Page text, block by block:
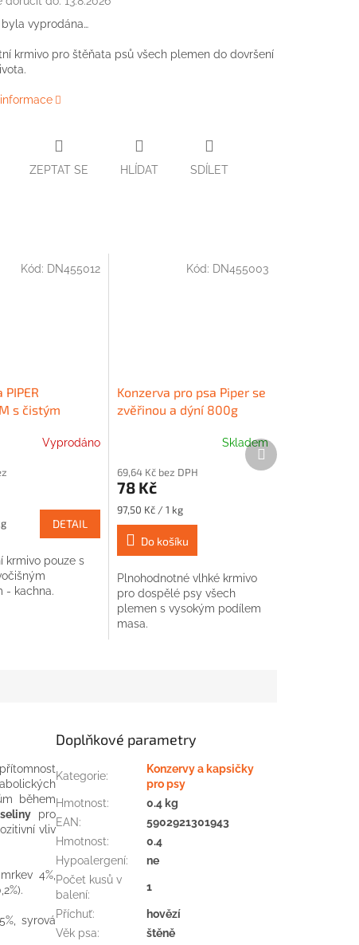
byla vyprodána…
krmivo pro štěňata psů všech plemen do dovršení
ZEPTAT SE HLÍDAT SDÍLET
PIPER
s čistým
Vyprodáno
DETAIL
krmivo pouze s
- kachna.
Kód: DN455012
Konzerva pro psa Piper se
zvěřinou a dýní 800g
Skladem
69,64 Kč bez DPH
78 Kč
Měrná
cena:
97,50 Kč / 1 kg
Do košíku
Plnohodnotné vlhké krmivo
pro dospělé psy všech
plemen s vysokým podílem
masa.
Kód: DN455003
Další
produkt
během
pro
vliv
4%,
syrová
Doplňkové parametry
Kategorie:
Konzervy a kapsičky
pro psy
Hmotnost:
0.4 kg
EAN:
5902921301943
Hmotnost:
0.4
Hypoalergení:
ne
Počet kusů v
balení:
1
Příchuť:
hovězí
Věk psa:
štěně